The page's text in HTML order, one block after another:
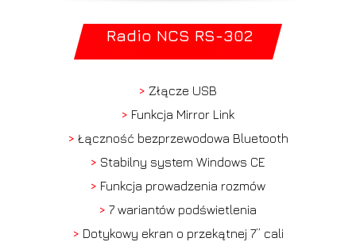
Radio NCS RS-302
> Złącze USB
> Funkcja Mirror Link
> Łączność bezprzewodowa Bluetooth
> Stabilny system Windows CE
> Funkcja prowadzenia rozmów
> 7 wariantów podświetlenia
> Dotykowy ekran o przekątnej 7” cali